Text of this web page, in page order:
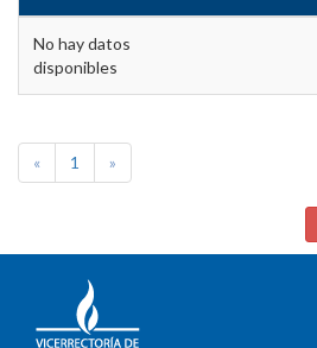
No hay datos
disponibles
« 1 »